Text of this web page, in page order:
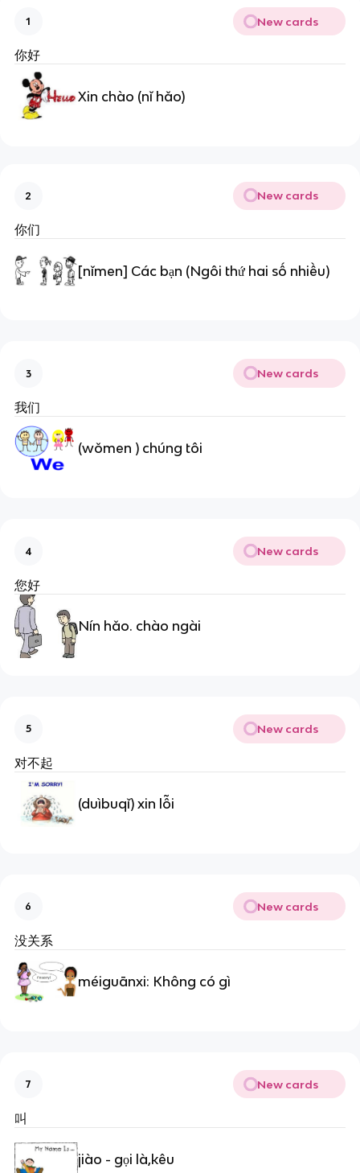
1 New cards
你好
Xin chào (nǐ hǎo)
2 New cards
你们
[nǐmen] Các bạn (Ngôi thứ hai số nhiều)
3 New cards
我们
(wǒmen ) chúng tôi
4 New cards
您好
Nín hǎo. chào ngài
5 New cards
对不起
(duìbuqǐ) xin lỗi
6 New cards
没关系
méiguānxi: Không có gì
7 New cards
叫
jiào - gọi là,kêu